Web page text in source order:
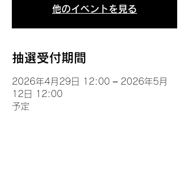
他のイベントを見る
抽選受付期間
2026年4月29日 12:00 – 2026年5月
12日 12:00
予定